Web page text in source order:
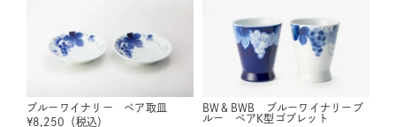
ブルーワイナリー ペア取皿
¥8,250 （税込）
BW＆BWB ブルーワイナリーブ
ルー ペアK型ゴブレット